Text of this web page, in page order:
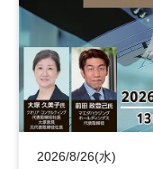
土日祝
2026/8/26(水)